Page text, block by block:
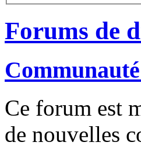
Forums de
Ce forum est
de nouvelles